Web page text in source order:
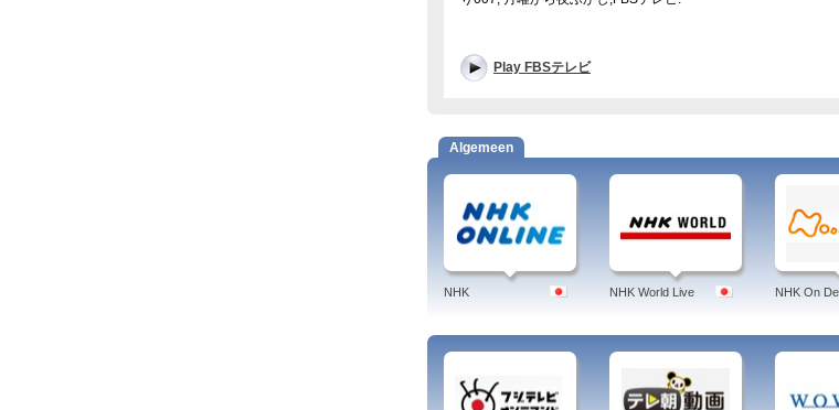
Play FBSテレビ
Algemeen
NHK NHK World Live NHK On